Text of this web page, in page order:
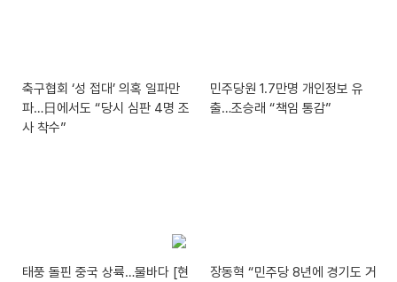
축구협회 ‘성 접대’ 의혹 일파만
파…日에서도 “당시 심판 4명 조
사 착수”
민주당원 1.7만명 개인정보 유
출…조승래 “책임 통감”
태풍 돌핀 중국 상륙…물바다 [현
장동혁 “민주당 8년에 경기도 거